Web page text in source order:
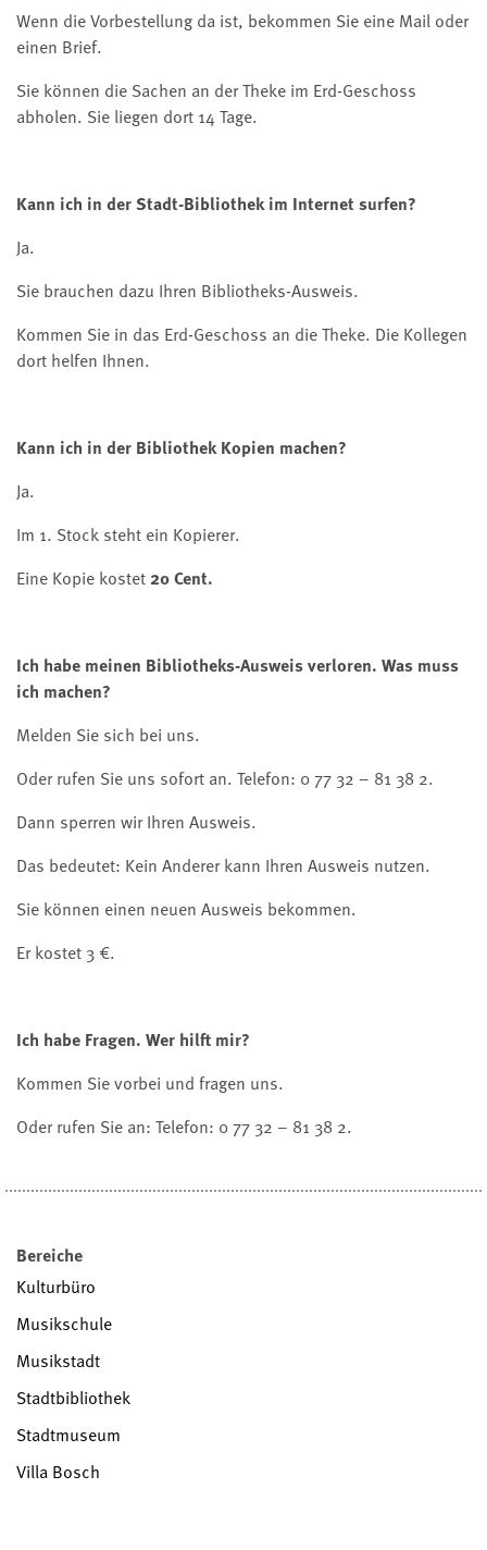
Wenn die Vorbestellung da ist, bekommen Sie eine Mail oder
einen Brief.
Sie können die Sachen an der Theke im Erd-Geschoss
abholen. Sie liegen dort 14 Tage.
Kann ich in der Stadt-Bibliothek im Internet surfen?
Ja.
Sie brauchen dazu Ihren Bibliotheks-Ausweis.
Kommen Sie in das Erd-Geschoss an die Theke. Die Kollegen
dort helfen Ihnen.
Kann ich in der Bibliothek Kopien machen?
Ja.
Im 1. Stock steht ein Kopierer.
Eine Kopie kostet 20 Cent.
Ich habe meinen Bibliotheks-Ausweis verloren. Was muss
ich machen?
Melden Sie sich bei uns.
Oder rufen Sie uns sofort an. Telefon: 0 77 32 – 81 38 2.
Dann sperren wir Ihren Ausweis.
Das bedeutet: Kein Anderer kann Ihren Ausweis nutzen.
Sie können einen neuen Ausweis bekommen.
Er kostet 3 €.
Ich habe Fragen. Wer hilft mir?
Kommen Sie vorbei und fragen uns.
Oder rufen Sie an: Telefon: 0 77 32 – 81 38 2.
Bereiche
Kulturbüro
Musikschule
Musikstadt
Stadtbibliothek
Stadtmuseum
Villa Bosch